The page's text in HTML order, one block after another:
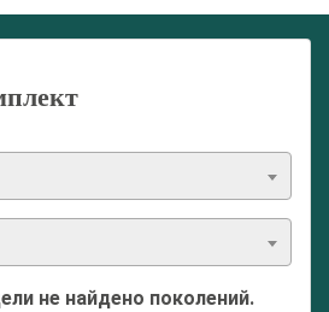
не найдено поколений.